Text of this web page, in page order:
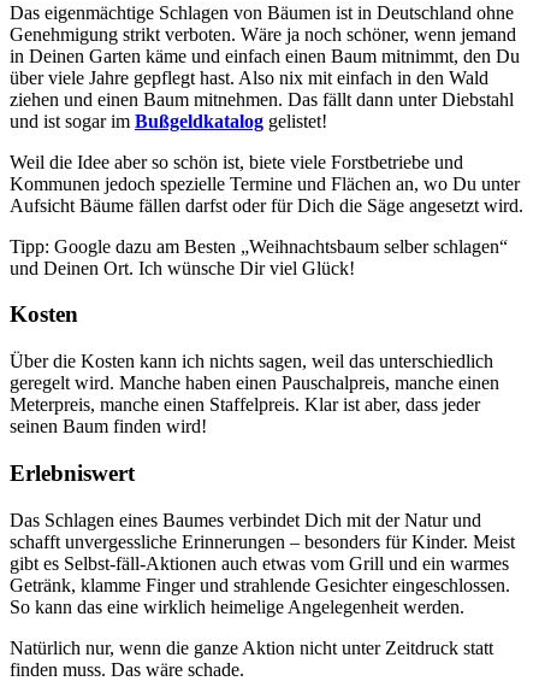
Das eigenmächtige Schlagen von Bäumen ist in Deutschland ohne
Genehmigung strikt verboten. Wäre ja noch schöner, wenn jemand
in Deinen Garten käme und einfach einen Baum mitnimmt, den Du
über viele Jahre gepflegt hast. Also nix mit einfach in den Wald
ziehen und einen Baum mitnehmen. Das fällt dann unter Diebstahl
und ist sogar im Bußgeldkatalog gelistet!
Weil die Idee aber so schön ist, biete viele Forstbetriebe und
Kommunen jedoch spezielle Termine und Flächen an, wo Du unter
Aufsicht Bäume fällen darfst oder für Dich die Säge angesetzt wird.
Tipp: Google dazu am Besten „Weihnachtsbaum selber schlagen“
und Deinen Ort. Ich wünsche Dir viel Glück!
Kosten
Über die Kosten kann ich nichts sagen, weil das unterschiedlich
geregelt wird. Manche haben einen Pauschalpreis, manche einen
Meterpreis, manche einen Staffelpreis. Klar ist aber, dass jeder
seinen Baum finden wird!
Erlebniswert
Das Schlagen eines Baumes verbindet Dich mit der Natur und
schafft unvergessliche Erinnerungen – besonders für Kinder. Meist
gibt es Selbst-fäll-Aktionen auch etwas vom Grill und ein warmes
Getränk, klamme Finger und strahlende Gesichter eingeschlossen.
So kann das eine wirklich heimelige Angelegenheit werden.
Natürlich nur, wenn die ganze Aktion nicht unter Zeitdruck statt
finden muss. Das wäre schade.